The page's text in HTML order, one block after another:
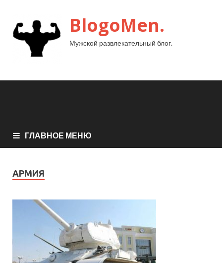
BlogoMen.
Мужской развлекательный блог.
ГЛАВНОЕ МЕНЮ
АРМИЯ